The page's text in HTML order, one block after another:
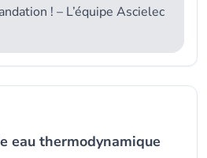
! – L’équipe Ascielec
eau thermodynamique